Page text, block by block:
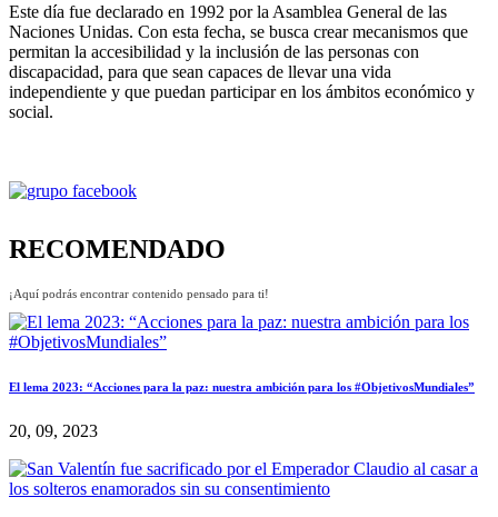
Este día fue declarado en 1992 por la Asamblea General de las
Naciones Unidas. Con esta fecha, se busca crear mecanismos que
permitan la accesibilidad y la inclusión de las personas con
discapacidad, para que sean capaces de llevar una vida
independiente y que puedan participar en los ámbitos económico y
social.
RECOMENDADO
¡Aquí podrás encontrar contenido pensado para ti!
El lema 2023: “Acciones para la paz: nuestra ambición para los #ObjetivosMundiales”
20, 09, 2023